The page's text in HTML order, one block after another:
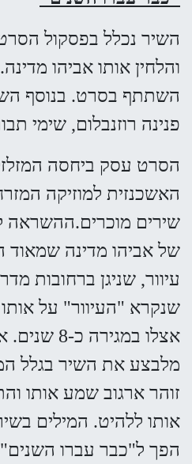
השיר נכלל בפסקול
והלחין אותו אביהו
השתתף בסרט. בנוסף
פנינה רוזנבלום, שימי
הסרט עסק ביחסה
האשכנזית למוזיקה
שירים מוכרים.ההשראה
של אביהו מדינה שמאוד
עיוור, שניגן ברחובות
שנקרא "העיוור" על
אצלו
מלבצע את השיר בגלל
זוהר ארגוב שמע אותו
אותו ללהיט. המילים
הפך ל"כבר עברו